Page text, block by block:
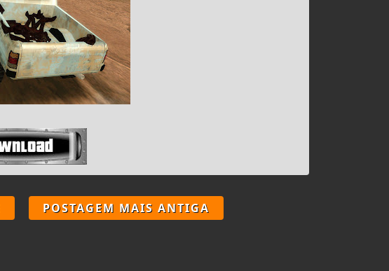
POSTAGEM MAIS ANTIGA